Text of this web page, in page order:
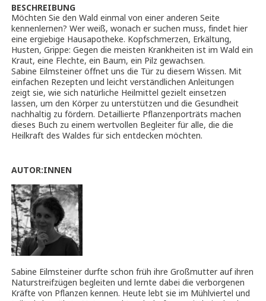
BESCHREIBUNG
Möchten Sie den Wald einmal von einer anderen Seite
kennenlernen? Wer weiß, wonach er suchen muss, findet hier
eine ergiebige Hausapotheke. Kopfschmerzen, Erkältung,
Husten, Grippe: Gegen die meisten Krankheiten ist im Wald ein
Kraut, eine Flechte, ein Baum, ein Pilz gewachsen.
Sabine Eilmsteiner öffnet uns die Tür zu diesem Wissen. Mit
einfachen Rezepten und leicht verständlichen Anleitungen
zeigt sie, wie sich natürliche Heilmittel gezielt einsetzen
lassen, um den Körper zu unterstützen und die Gesundheit
nachhaltig zu fördern. Detaillierte Pflanzenporträts machen
dieses Buch zu einem wertvollen Begleiter für alle, die die
Heilkraft des Waldes für sich entdecken möchten.
AUTOR:INNEN
Sabine Eilmsteiner durfte schon früh ihre Großmutter auf ihren
Naturstreifzügen begleiten und lernte dabei die verborgenen
Kräfte von Pflanzen kennen. Heute lebt sie im Mühlviertel und